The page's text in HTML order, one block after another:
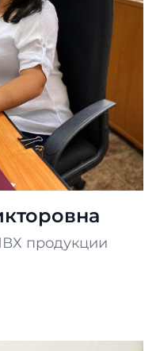
продукции